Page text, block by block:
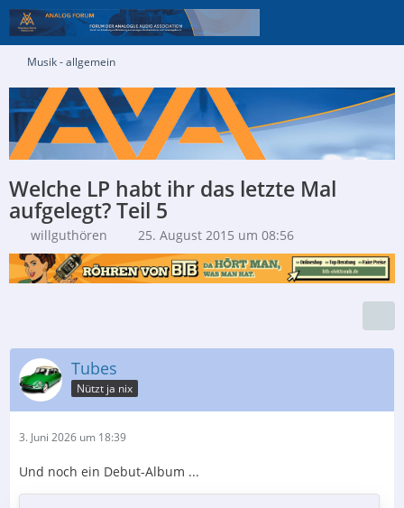
Musik - allgemein
Welche LP habt ihr das letzte Mal
aufgelegt? Teil 5
willguthören 25. August 2015 um 08:56
Tubes
Nützt ja nix
3. Juni 2026 um 18:39
Und noch ein Debut-Album ...